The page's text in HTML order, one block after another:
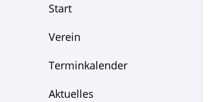
Start
Verein
Terminkalender
Aktuelles